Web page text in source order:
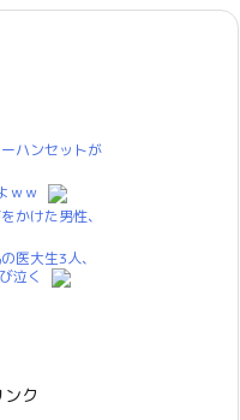
ハンセットが
ｗｗ
かけた男性、
医大生3人、
泣く
ク